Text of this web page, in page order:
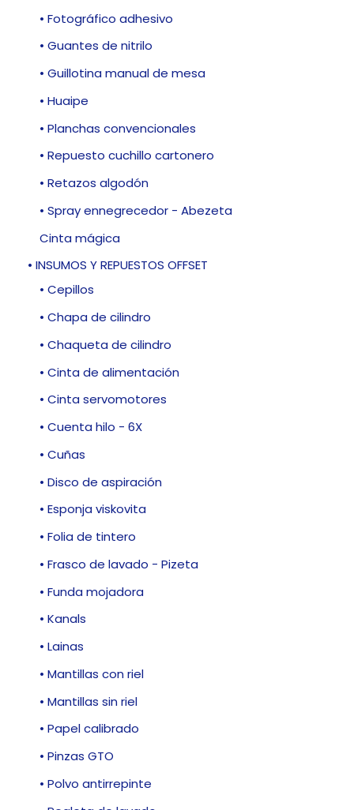
• Fotográfico adhesivo
• Guantes de nitrilo
• Guillotina manual de mesa
• Huaipe
• Planchas convencionales
• Repuesto cuchillo cartonero
• Retazos algodón
• Spray ennegrecedor - Abezeta
Cinta mágica
• INSUMOS Y REPUESTOS OFFSET
• Cepillos
• Chapa de cilindro
• Chaqueta de cilindro
• Cinta de alimentación
• Cinta servomotores
• Cuenta hilo - 6X
• Cuñas
• Disco de aspiración
• Esponja viskovita
• Folia de tintero
• Frasco de lavado - Pizeta
• Funda mojadora
• Kanals
• Lainas
• Mantillas con riel
• Mantillas sin riel
• Papel calibrado
• Pinzas GTO
• Polvo antirrepinte